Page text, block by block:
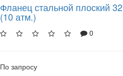
Фланец стальной плоский 32
(10 атм.)
0
По запросу